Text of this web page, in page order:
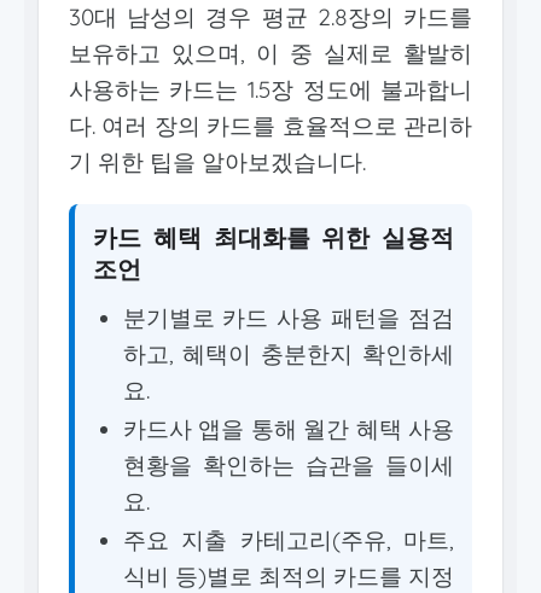
30대 남성의 경우 평균 2.8장의 카드를
보유하고 있으며, 이 중 실제로 활발히
사용하는 카드는 1.5장 정도에 불과합니
다. 여러 장의 카드를 효율적으로 관리하
기 위한 팁을 알아보겠습니다.
카드 혜택 최대화를 위한 실용적
조언
분기별로 카드 사용 패턴을 점검
하고, 혜택이 충분한지 확인하세
요.
카드사 앱을 통해 월간 혜택 사용
현황을 확인하는 습관을 들이세
요.
주요 지출 카테고리(주유, 마트,
식비 등)별로 최적의 카드를 지정